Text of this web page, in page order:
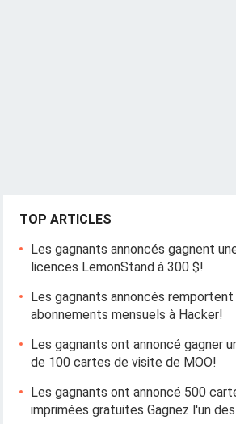
TOP ARTICLES
Les gagnants annoncés gagnent
licences LemonStand à 300 $!
Les gagnants annoncés
abonnements mensuels à Hacker!
Les gagnants ont annoncé gagner
de 100 cartes de visite de MOO!
Les gagnants ont annoncé 500
imprimées gratuites Gagnez l'un